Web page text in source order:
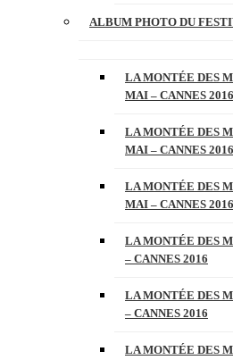
ALBUM PHOTO DU
LA MONTÉE DES
MAI – CANNES 2016
LA MONTÉE DES
MAI – CANNES 2016
LA MONTÉE DES
MAI – CANNES 2016
LA MONTÉE DES
– CANNES 2016
LA MONTÉE DES
– CANNES 2016
LA MONTÉE DES